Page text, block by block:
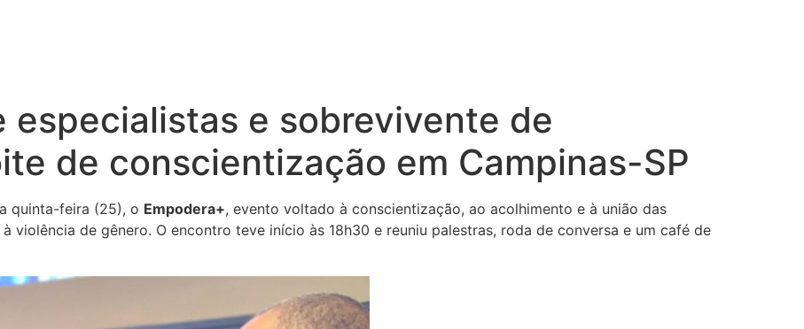
especialistas e sobrevivente de
de conscientização em Campinas-SP
quinta-feira (25), o Empodera+, evento voltado à conscientização, ao acolhimento e à união das
violência de gênero. O encontro teve início às 18h30 e reuniu palestras, roda de conversa e um café de